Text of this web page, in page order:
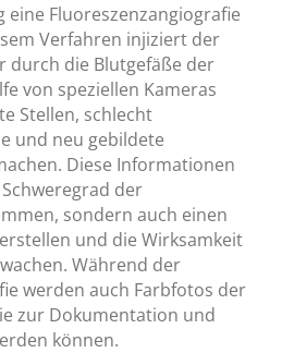
eine Fluoreszenzangiografie
Verfahren injiziert der
durch die Blutgefäße der
von speziellen Kameras
Stellen, schlecht
und neu gebildete
Diese Informationen
der
sondern auch einen
und die Wirksamkeit
Während der
werden auch Farbfotos der
zur Dokumentation und
können.